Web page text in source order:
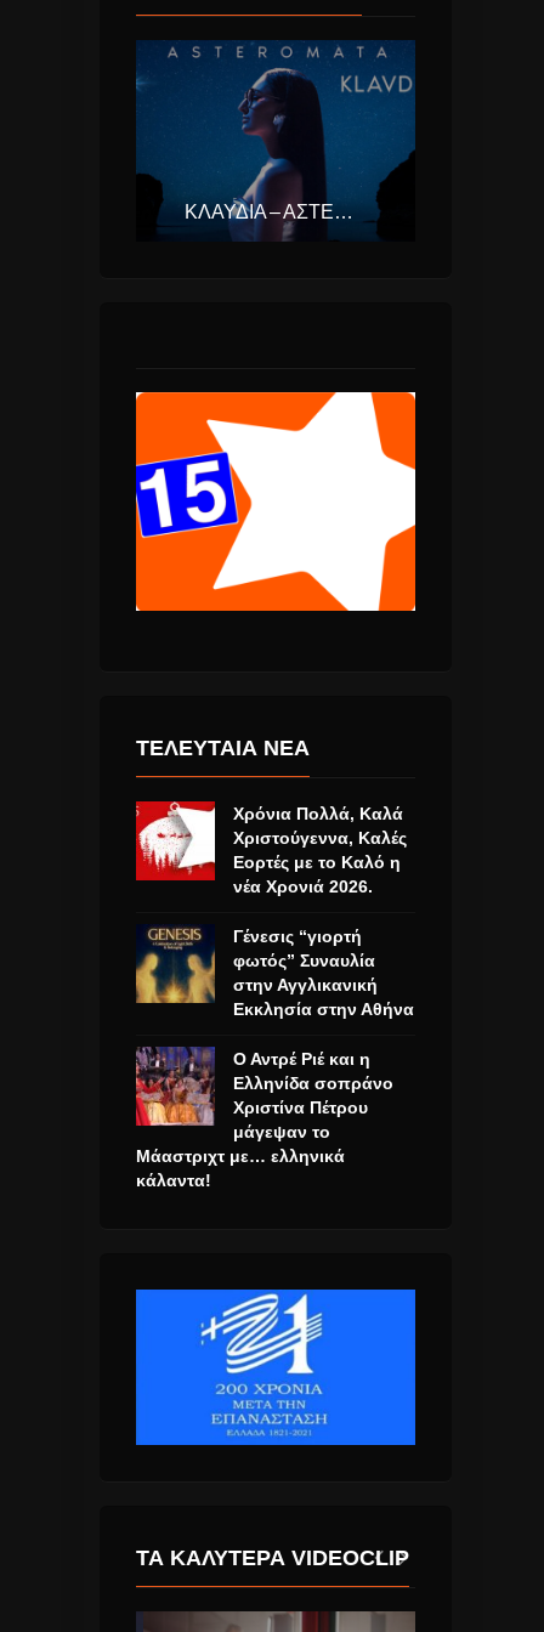
ΚΛΑΥΔΊΑ – ΑΣΤΕΡΟΜΆΤΑ (EUROVISION ΕΛΛΆΔΑ 2025)
ΤΕΛΕΥΤΑΙΑ ΝΕΑ
Χρόνια Πολλά, Καλά
Χριστούγεννα, Καλές
Εορτές με το Καλό η
νέα Χρονιά 2026.
Γένεσις “γιορτή
φωτός” Συναυλία
στην Αγγλικανική
Εκκλησία στην Αθήνα
Ο Αντρέ Ριέ και η
Ελληνίδα σοπράνο
Χριστίνα Πέτρου
μάγεψαν το
Μάαστριχτ με… ελληνικά
κάλαντα!
ΤΑ ΚΑΛΎΤΕΡΑ VIDEOCLIP